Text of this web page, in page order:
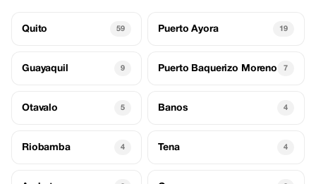
Quito 59 Puerto Ayora 19
Guayaquil 9 Puerto Baquerizo Moreno 7
Otavalo 5 Banos 4
Riobamba 4 Tena 4